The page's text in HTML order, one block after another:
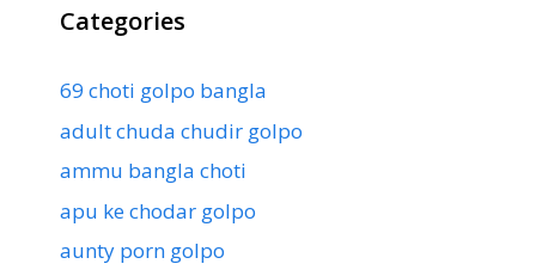
Categories
69 choti golpo bangla
adult chuda chudir golpo
ammu bangla choti
apu ke chodar golpo
aunty porn golpo